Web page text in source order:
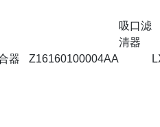
吸口滤
清器
器 Z16160100004AA